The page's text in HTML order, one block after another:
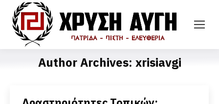
Author Archives: xrisiavgi